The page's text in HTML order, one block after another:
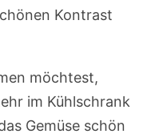
Kontrast
möchtest,
im Kühlschrank
Gemüse schön